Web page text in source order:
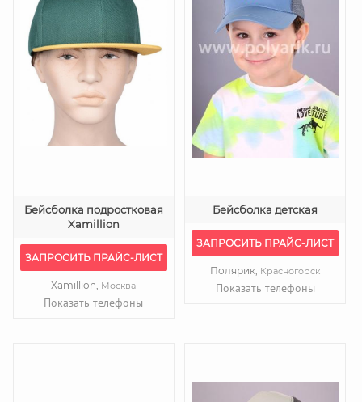
Бейсболка подростковая
Xamillion
ЗАПРОСИТЬ ПРАЙС-ЛИСТ
Xamillion, Москва
Показать телефоны
Бейсболка детская
ЗАПРОСИТЬ ПРАЙС-ЛИСТ
Полярик, Красногорск
Показать телефоны